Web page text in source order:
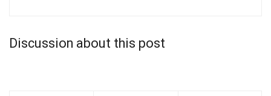
Discussion about this post